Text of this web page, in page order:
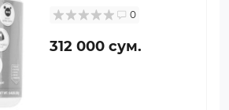
0
312 000 сум.